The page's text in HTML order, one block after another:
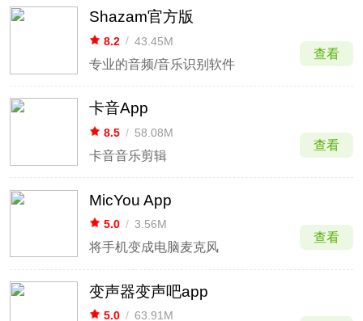
Shazam官方版
8.2 / 43.45M
专业的音频/音乐识别软件
查看
卡音App
8.5 / 58.08M
卡音音乐剪辑
查看
MicYou App
5.0 / 3.56M
将手机变成电脑麦克风
查看
变声器变声吧app
5.0 / 63.91M